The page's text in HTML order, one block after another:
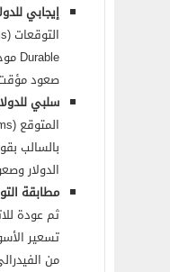
إيجابي
صعود مؤقت
سلبي
بالسالب
الدولار
مطابقة
ثم عودة
تسعير
من